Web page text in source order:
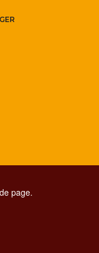
page.